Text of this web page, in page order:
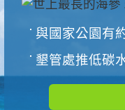
與國家公園有
墾管處推低碳水